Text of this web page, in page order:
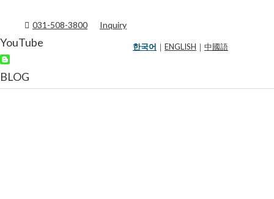
031-508-3800 Inquiry
YouTube
BLOG
한국어 ｜ ENGLISH ｜ 中國語